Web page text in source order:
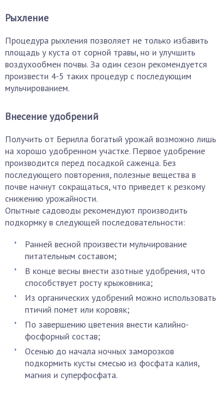
Рыхление
Процедура рыхления позволяет не только избавить
площадь у куста от сорной травы, но и улучшить
воздухообмен почвы. За один сезон рекомендуется
произвести 4-5 таких процедур с последующим
мульчированием.
Внесение удобрений
Получить от Берилла богатый урожай возможно лишь
на хорошо удобренном участке. Первое удобрение
производится перед посадкой саженца. Без
последующего повторения, полезные вещества в
почве начнут сокращаться, что приведет к резкому
снижению урожайности.
Опытные садоводы рекомендуют производить
подкормку в следующей последовательности:
Ранней весной произвести мульчирование
питательным составом;
В конце весны внести азотные удобрения, что
способствует росту крыжовника;
Из органических удобрений можно использовать
птичий помет или коровяк;
По завершению цветения внести калийно-
фосфорный состав;
Осенью до начала ночных заморозков
подкормить кусты смесью из фосфата калия,
магния и суперфосфата.